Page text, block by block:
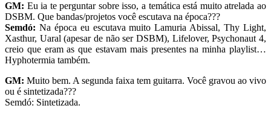
GM: Eu ia te perguntar sobre isso, a temática está muito atrelada ao
DSBM. Que bandas/projetos você escutava na época???
Semdó: Na época eu escutava muito Lamuria Abissal, Thy Light,
Xasthur, Uaral (apesar de não ser DSBM), Lifelover, Psychonaut 4,
creio que eram as que estavam mais presentes na minha playlist…
Hyphotermia também.
GM: Muito bem. A segunda faixa tem guitarra. Você gravou ao vivo
ou é sintetizada???
Semdó: Sintetizada.